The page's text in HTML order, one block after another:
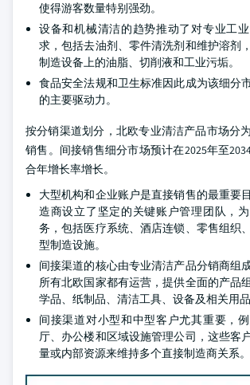
使得游客数量特别强劲。
设备和机械清洁的趋势推动了对专业工
求，包括去油剂、零件清洗剂和维护溶剂
制造设备上的油脂、切削液和工业污垢。
食品安全法规和卫生标准因此成为该细分
的主要驱动力。
按分销渠道划分，北欧专业清洁产品市场分
销售。间接销售细分市场预计在2025年至
合年增长率增长。
大型机构和企业账户是直接销售的最重要
造商设立了坚定的关键账户管理团队，
务，包括医疗系统、酒店连锁、零售组织
型制造设施。
间接渠道的核心由专业清洁产品分销商组
所有北欧国家都有运营，提供全面的产品
学品、纸制品、清洁工具、设备及相关用品
间接渠道对小型和中型客户尤其重要，
厅、办公楼和区域设施管理公司，这些客
量或内部资源来维持多个直接制造商关系。